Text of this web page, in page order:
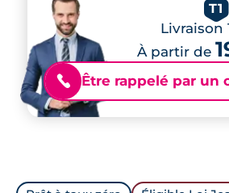
T1
Livraison
À partir de
📞 Être rappelé par un